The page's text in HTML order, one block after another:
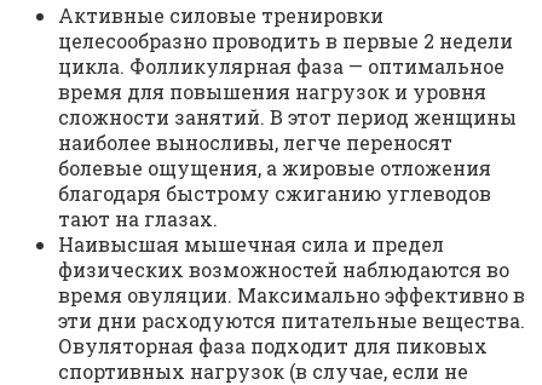
Активные силовые тренировки
целесообразно проводить в первые 2 недели
цикла. Фолликулярная фаза — оптимальное
время для повышения нагрузок и уровня
сложности занятий. В этот период женщины
наиболее выносливы, легче переносят
болевые ощущения, а жировые отложения
благодаря быстрому сжиганию углеводов
тают на глазах.
Наивысшая мышечная сила и предел
физических возможностей наблюдаются во
время овуляции. Максимально эффективно в
эти дни расходуются питательные вещества.
Овуляторная фаза подходит для пиковых
спортивных нагрузок (в случае, если не